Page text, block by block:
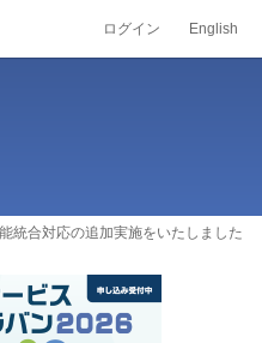
ログイン English
統合対応の追加実施をいたしました